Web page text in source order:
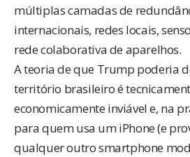
múltiplas camadas de
internacionais, redes locais,
rede colaborativa de aparelhos.
A teoria de que Trump poderia
território brasileiro é
economicamente inviável e, na
para quem usa um iPhone (e
qualquer outro smartphone